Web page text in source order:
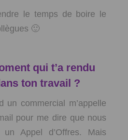
le temps de boire le
🙂
qui t’a rendu
ton travail ?
un commercial m’appelle
pour me dire que nous
un Appel d’Offres. Mais